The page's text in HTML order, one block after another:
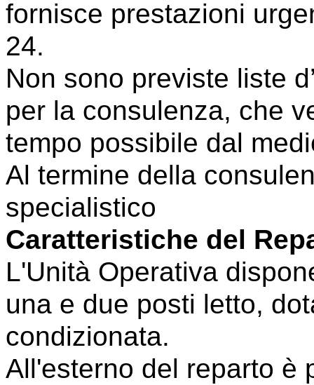
fornisce prestazioni
24.
Non sono previste liste
per la consulenza, che
tempo possibile dal
Al termine della
specialistico
Caratteristiche del
L'Unità Operativa
una e due posti letto,
condizionata.
All'esterno del reparto è